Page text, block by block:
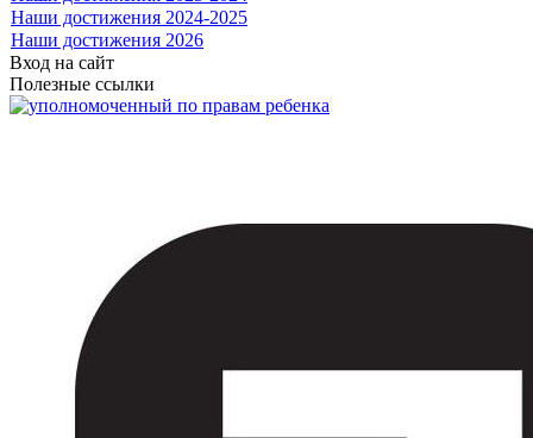
Наши достижения 2024-2025
Наши достижения 2026
Вход на сайт
Полезные ссылки